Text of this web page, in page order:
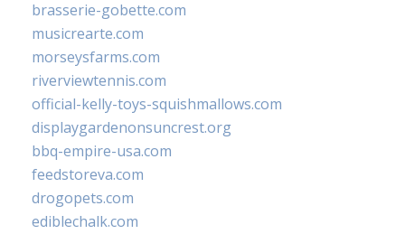
brasserie-gobette.com
musicrearte.com
morseysfarms.com
riverviewtennis.com
official-kelly-toys-squishmallows.com
displaygardenonsuncrest.org
bbq-empire-usa.com
feedstoreva.com
drogopets.com
ediblechalk.com